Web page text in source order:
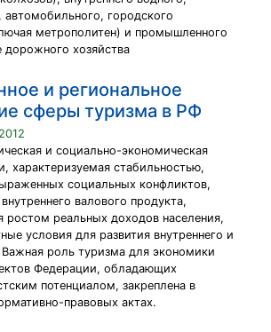
городского
метрополитен) и промышленного
дорожного хозяйства
и региональное
сферы туризма в РФ
и социально-экономическая
характеризуемая стабильностью,
социальных конфликтов,
валового продукта,
реальных доходов населения,
условия для развития внутреннего и
Важная роль туризма для экономики
Федерации, обладающих
потенциалом, закреплена в
правовых актах.